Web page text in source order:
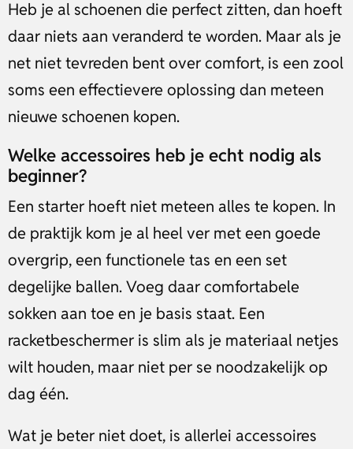
Heb je al schoenen die perfect zitten, dan hoeft
daar niets aan veranderd te worden. Maar als je
net niet tevreden bent over comfort, is een zool
soms een effectievere oplossing dan meteen
nieuwe schoenen kopen.
Welke accessoires heb je echt nodig als
beginner?
Een starter hoeft niet meteen alles te kopen. In
de praktijk kom je al heel ver met een goede
overgrip, een functionele tas en een set
degelijke ballen. Voeg daar comfortabele
sokken aan toe en je basis staat. Een
racketbeschermer is slim als je materiaal netjes
wilt houden, maar niet per se noodzakelijk op
dag één.
Wat je beter niet doet, is allerlei accessoires